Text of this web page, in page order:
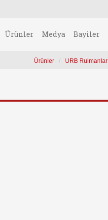
Ürünler Medya Bayiler
Ürünler URB